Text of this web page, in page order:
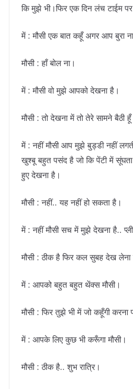
कि मुझे भी।फिर एक दिन लंच टाईम
में : मौसी एक बात कहूँ अगर आप बुरा ना
मौसी : हाँ बोल ना।
में : मौसी वो मुझे आपको देखना है।
मौसी : तो देखना में तो तेरे सामने
में : नहीं मौसी आप मुझे बुड्डी नहीं
खुश्बू बहुत पसंद है जो कि पेंटी में
हुए देखना है।
मौसी : नहीं.. यह नहीं हो सकता है।
में : नहीं मौसी सच में मुझे देखना है..
मौसी : ठीक है फिर कल सुबह देख लेना
में : आपको बहुत बहुत थेंक्स मौसी।
मौसी : फिर तुझे भी में जो कहूँगी
में : आपके लिए कुछ भी करूँगा मौसी।
मौसी : ठीक है.. शुभ रात्रि।